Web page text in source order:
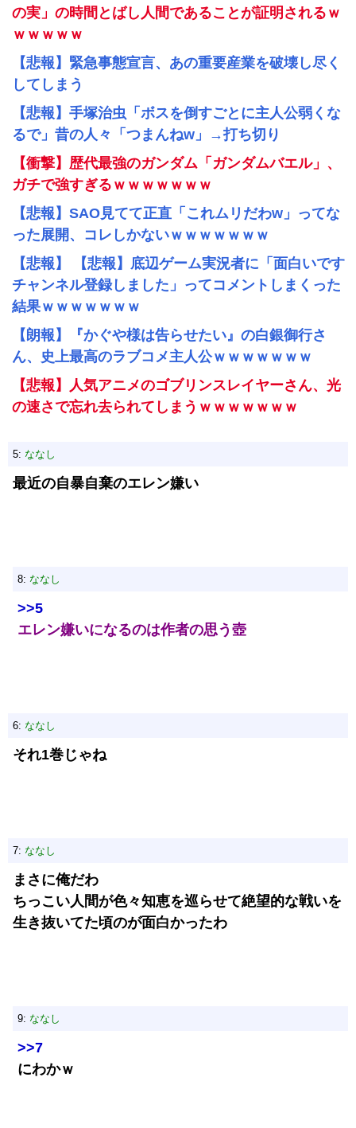
の実」の時間とばし人間であることが証明されるｗ
ｗｗｗｗｗ
【悲報】緊急事態宣言、あの重要産業を破壊し尽く
してしまう
【悲報】手塚治虫「ボスを倒すごとに主人公弱くな
るで」昔の人々「つまんねw」→打ち切り
【衝撃】歴代最強のガンダム「ガンダムバエル」、
ガチで強すぎるｗｗｗｗｗｗｗ
【悲報】SAO見てて正直「これムリだわw」ってな
った展開、コレしかないｗｗｗｗｗｗｗ
【悲報】 【悲報】底辺ゲーム実況者に「面白いです
チャンネル登録しました」ってコメントしまくった
結果ｗｗｗｗｗｗｗ
【朗報】『かぐや様は告らせたい』の白銀御行さ
ん、史上最高のラブコメ主人公ｗｗｗｗｗｗｗ
【悲報】人気アニメのゴブリンスレイヤーさん、光
の速さで忘れ去られてしまうｗｗｗｗｗｗｗ
5: ななし
最近の自暴自棄のエレン嫌い
8: ななし
>>5
エレン嫌いになるのは作者の思う壺
6: ななし
それ1巻じゃね
7: ななし
まさに俺だわ
ちっこい人間が色々知恵を巡らせて絶望的な戦いを
生き抜いてた頃のが面白かったわ
9: ななし
>>7
にわかｗ